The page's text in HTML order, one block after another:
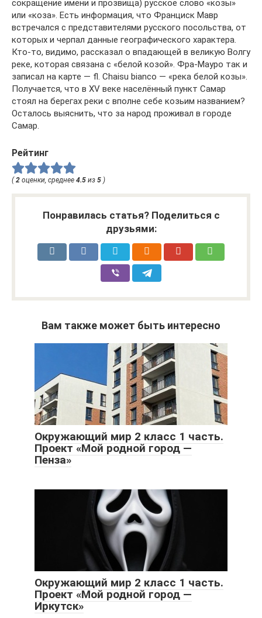
сокращение имени и прозвища) русское слово «козы»
или «коза». Есть информация, что Франциск Мавр
встречался с представителями русского посольства, от
которых и черпал данные географического характера.
Кто-то, видимо, рассказал о впадающей в великую Волгу
реке, которая связана с «белой козой». Фра-Мауро так и
записал на карте — fl. Chaisu bianco — «река белой козы».
Получается, что в XV веке населённый пункт Самар
стоял на берегах реки с вполне себе козьим названием?
Осталось выяснить, что за народ проживал в городе
Самар.
Рейтинг
( 2 оценки, среднее 4.5 из 5 )
Понравилась статья? Поделиться с
друзьями:
Вам также может быть интересно
Окружающий мир 2 класс 1 часть.
Проект «Мой родной город —
Пенза»
Окружающий мир 2 класс 1 часть.
Проект «Мой родной город —
Иркутск»